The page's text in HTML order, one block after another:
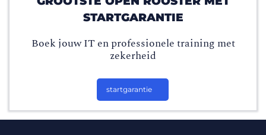
STARTGARANTIE
Boek jouw IT en professionele training met
zekerheid
startgarantie